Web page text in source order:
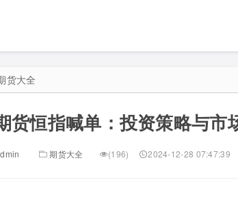
货大全
货恒指喊单：投资策略与市
期货大全 (196) 2024-12-28 07:47:39